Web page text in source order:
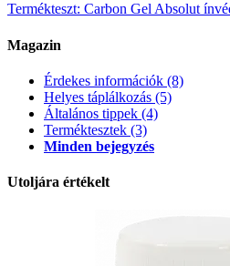
Termékteszt: Carbon Gel Absolut
Magazin
Érdekes információk (8)
Helyes táplálkozás (5)
Általános tippek (4)
Terméktesztek (3)
Minden bejegyzés
Utoljára értékelt